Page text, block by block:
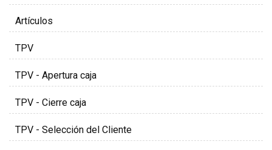
Artículos
TPV
TPV - Apertura caja
TPV - Cierre caja
TPV - Selección del Cliente